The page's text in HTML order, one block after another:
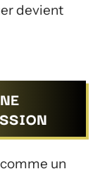
devient
un